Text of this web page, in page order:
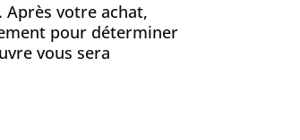
votre achat,
pour déterminer
vous sera